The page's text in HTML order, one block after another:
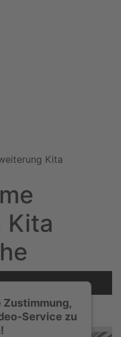
Kita
Kita
Zustimmung,
Service zu